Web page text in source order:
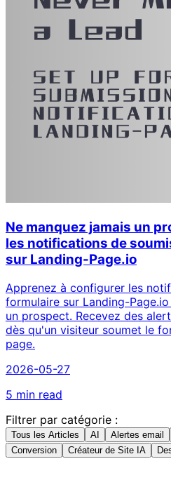
Ne manquez jamais un
les notifications de
sur Landing-Page.io
Apprenez à configurer les
formulaire sur Landing-
un prospect. Recevez des
dès qu'un visiteur soumet le
page.
2026-05-27
5 min read
Filtrer par catégorie :
Tous les Articles AI Alertes email
Conversion
Créateur de Site IA